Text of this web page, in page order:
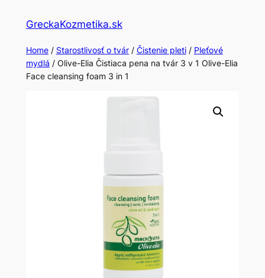
GreckaKozmetika.sk
Home/ Starostlivosť o tvár/ Čistenie pleti/ Pleťové
mydlá / Olive-Elia Čistiaca pena na tvár 3 v 1 Olive-Elia
Face cleansing foam 3 in 1